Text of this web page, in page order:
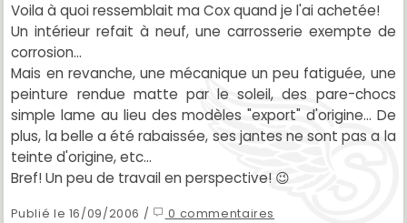
Voila à quoi ressemblait ma Cox quand je l'ai achetée!
Un intérieur refait à neuf, une carrosserie exempte de
corrosion...
Mais en revanche, une mécanique un peu fatiguée, une
peinture rendue matte par le soleil, des pare-chocs
simple lame au lieu des modèles "export" d'origine... De
plus, la belle a été rabaissée, ses jantes ne sont pas a la
teinte d'origine, etc...
Bref! Un peu de travail en perspective! 😉
Publié le 16/09/2006 / 0 commentaires